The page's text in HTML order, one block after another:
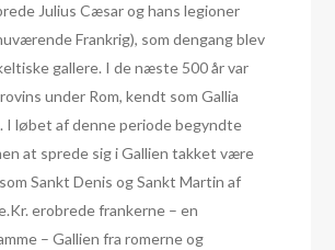
Julius Cæsar og hans legioner
Frankrig), som dengang blev
gallere. I de næste 500 år var
under Rom, kendt som Gallia
I løbet af denne periode begyndte
at sprede sig i Gallien takket være
Sankt Denis og Sankt Martin af
erobrede frankerne – en
– Gallien fra romerne og